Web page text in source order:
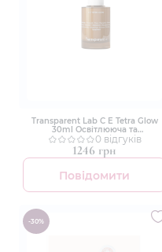
Transparent Lab С E Tetra Glow
30ml Освітлююча та
антиоксидантна масляна
сироватка
0 відгуків
1246 грн
Повідомити
-30%